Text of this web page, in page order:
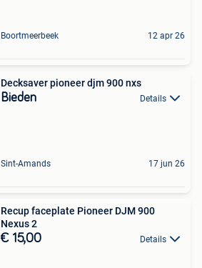
Boortmeerbeek 12 apr 26
Decksaver pioneer djm 900 nxs
Bieden Details
Sint-Amands 17 jun 26
Recup faceplate Pioneer DJM 900
Nexus 2
€ 15,00 Details